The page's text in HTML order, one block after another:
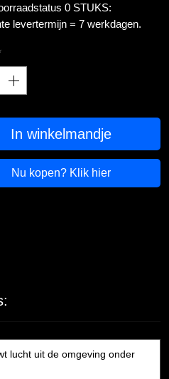
0 STUKS:
levertermijn = 7 werkdagen.
In winkelmandje
Nu kopen? Klik hier
lucht uit de omgeving onder